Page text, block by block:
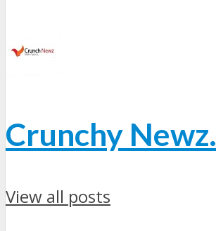
Crunchy Newz.
View all posts